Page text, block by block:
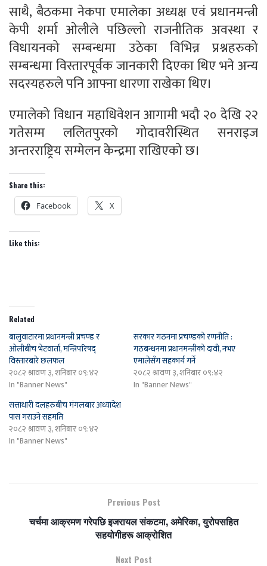
साथै, बैठकमा नेकपा एमालेका अध्यक्ष एवं प्रधानमन्त्री
केपी शर्मा ओलीले पछिल्लो राजनीतिक अवस्था र
विधायनको सम्बन्धमा उठेका विभिन्न प्रश्नहरुको
सम्बन्धमा विस्तारपूर्वक जानकारी दिएका थिए भने अन्य
सदस्यहरुले पनि आफ्ना धारणा राखेका थिए।
एमालेको विधान महाधिवेशन आगामी भदौ २० देखि २२
गतेसम्म ललितपुरको गोदावरीस्थित सनराइज
अन्तरराष्ट्रिय सम्मेलन केन्द्रमा राखिएको छ।
Share this:
Facebook X
Like this:
Related
बालुवाटारमा प्रधानमन्त्री प्रचण्ड र
ओलीबीच भेटवार्ता, मन्त्रिपरिषद्
विस्तारबारे छलफल
२०८२ श्रावण ३, शनिबार ०९:४२
In "Banner News"
सरकार गठनमा प्रचण्डकाे रणनीति :
गठबन्धनमा प्रधानमन्त्रीको दावी, नभए
एमालेसँग सहकार्य गर्ने
२०८२ श्रावण ३, शनिबार ०९:४२
In "Banner News"
सत्ताधारी दलहरुबीच मंगलबार अध्यादेश
पास गराउने सहमति
२०८२ श्रावण ३, शनिबार ०९:४२
In "Banner News"
Previous Post
चर्चमा आक्रमण गरेपछि इजरायल संकटमा, अमेरिका, युरोपसहित
सहयोगीहरू आक्रोशित
Next Post